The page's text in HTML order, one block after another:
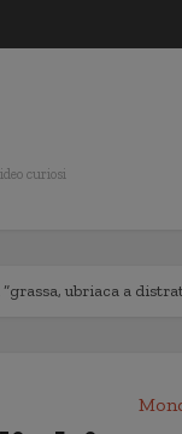
curiosi
ubriaca a